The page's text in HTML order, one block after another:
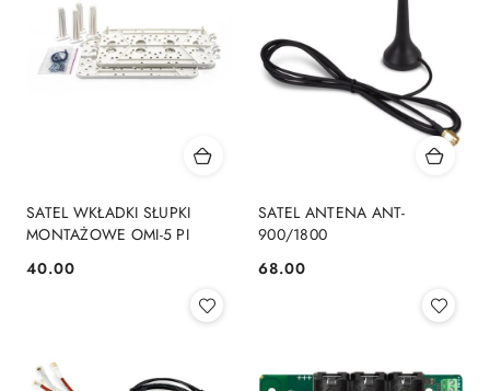
SATEL WKŁADKI SŁUPKI
MONTAŻOWE OMI-5 PI
Cena:
40.00
SATEL ANTENA ANT-
900/1800
Cena:
68.00